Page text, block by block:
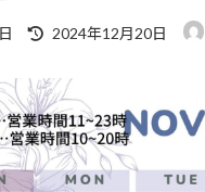
最
新
日
時
:
2024年12月20日